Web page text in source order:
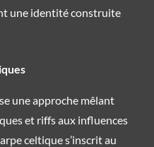
une identité construite
une approche mêlant
et riffs aux influences
celtique s’inscrit au